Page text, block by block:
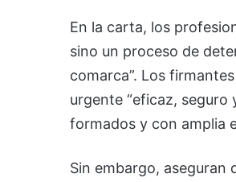
En la carta, los
sino un proceso de
comarca”. Los
urgente “eficaz, seguro
formados y con amplia
Sin embargo, aseguran